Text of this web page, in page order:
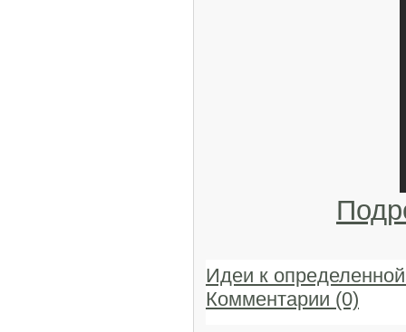
Идеи к
Комментарии (0)